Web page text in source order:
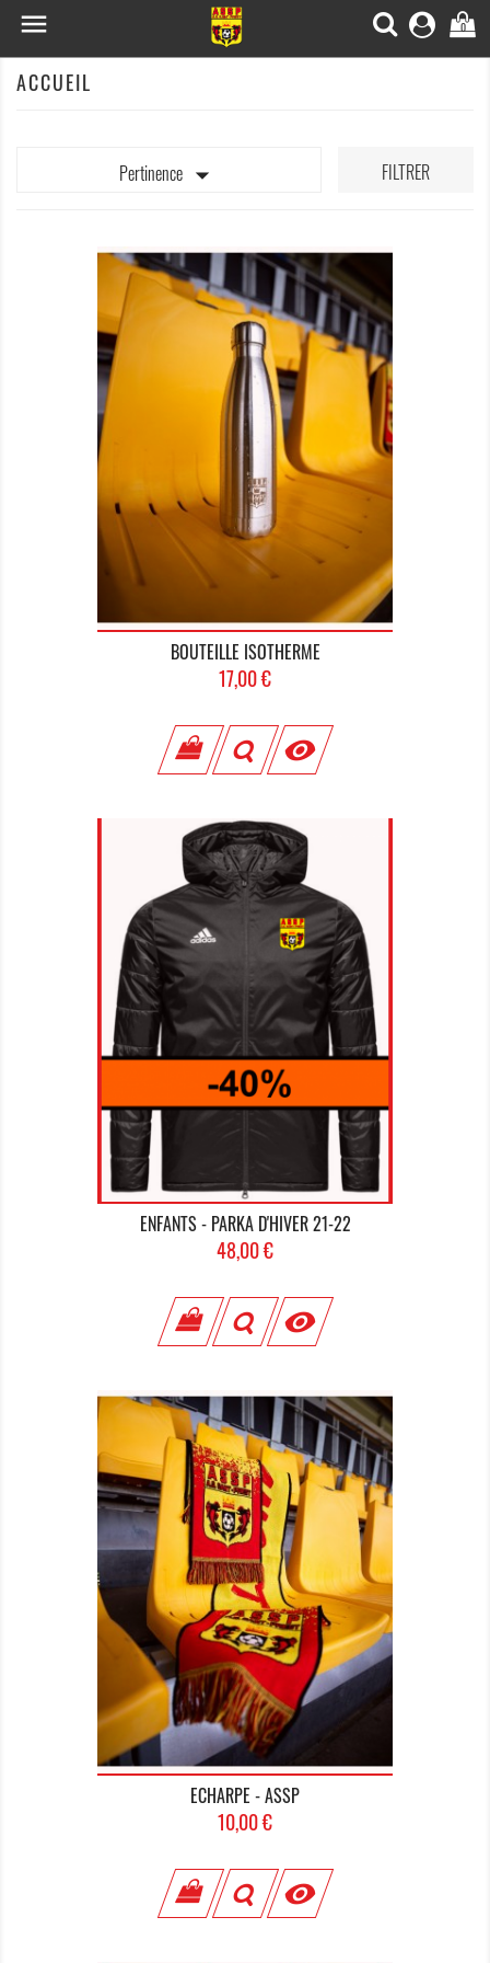
 0
ACCUEIL
Pertinence  FILTRER
BOUTEILLE ISOTHERME
Prix
17,00 €

ENFANTS - PARKA D'HIVER 21-22
Prix
48,00 €

ECHARPE - ASSP
Prix
10,00 €
